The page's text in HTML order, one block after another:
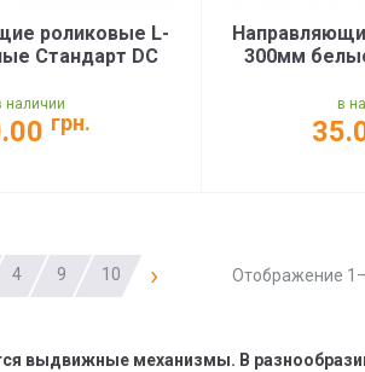
роликовые L-
Стандарт DC
наличии
грн.
300мм
в
4 9 10 › Отображение
выдвижные механизмы. В